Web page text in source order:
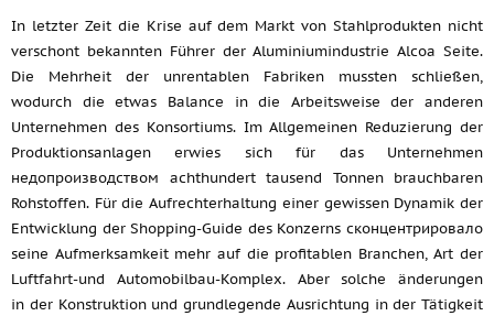
In letzter Zeit die Krise auf dem Markt von Stahlprodukten nicht
verschont bekannten Führer der Aluminiumindustrie Alcoa Seite.
Die Mehrheit der unrentablen Fabriken mussten schließen,
wodurch die etwas Balance in die Arbeitsweise der anderen
Unternehmen des Konsortiums. Im Allgemeinen Reduzierung der
Produktionsanlagen erwies sich für das Unternehmen
недопроизводством achthundert tausend Tonnen brauchbaren
Rohstoffen. Für die Aufrechterhaltung einer gewissen Dynamik der
Entwicklung der Shopping-Guide des Konzerns сконцентрировало
seine Aufmerksamkeit mehr auf die profitablen Branchen, Art der
Luftfahrt-und Automobilbau-Komplex. Aber solche änderungen
in der Konstruktion und grundlegende Ausrichtung in der Tätigkeit